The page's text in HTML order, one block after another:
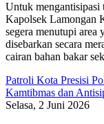
Untuk
Kapolsek Lamongan
segera menutupi area
disebarkan secara
cairan bahan bakar
Patroli Kota Presisi
Kamtibmas dan
Selasa, 2 Juni 2026